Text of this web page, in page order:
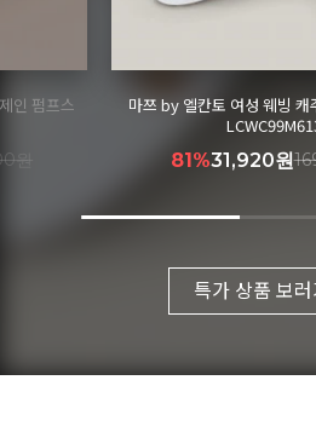
인 펌프스
원
마쯔 by 엘칸토 여성 웨빙
81%31,920원
특가 상품 보러